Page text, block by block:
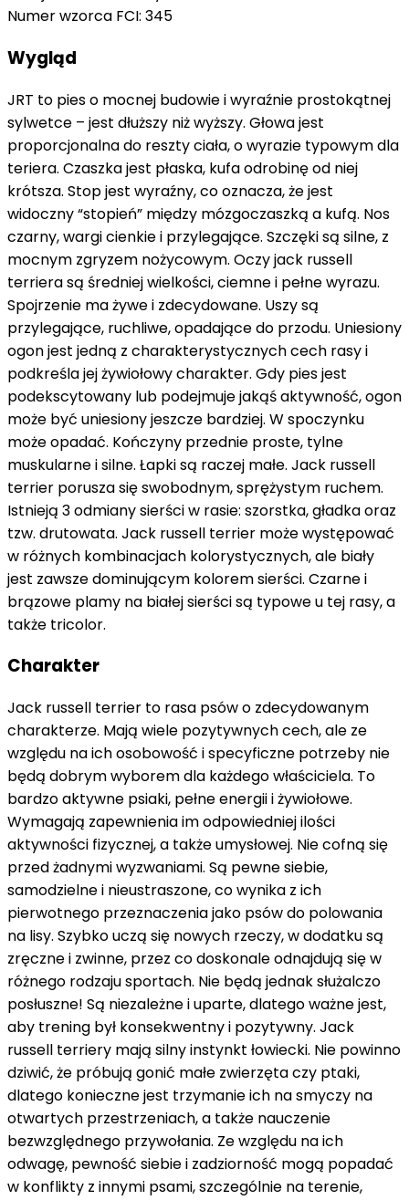
Numer wzorca FCI: 345
Wygląd
JRT to pies o mocnej budowie i wyraźnie prostokątnej
sylwetce – jest dłuższy niż wyższy. Głowa jest
proporcjonalna do reszty ciała, o wyrazie typowym dla
teriera. Czaszka jest płaska, kufa odrobinę od niej
krótsza. Stop jest wyraźny, co oznacza, że jest
widoczny “stopień” między mózgoczaszką a kufą. Nos
czarny, wargi cienkie i przylegające. Szczęki są silne, z
mocnym zgryzem nożycowym. Oczy jack russell
terriera są średniej wielkości, ciemne i pełne wyrazu.
Spojrzenie ma żywe i zdecydowane. Uszy są
przylegające, ruchliwe, opadające do przodu. Uniesiony
ogon jest jedną z charakterystycznych cech rasy i
podkreśla jej żywiołowy charakter. Gdy pies jest
podekscytowany lub podejmuje jakąś aktywność, ogon
może być uniesiony jeszcze bardziej. W spoczynku
może opadać. Kończyny przednie proste, tylne
muskularne i silne. Łapki są raczej małe. Jack russell
terrier porusza się swobodnym, sprężystym ruchem.
Istnieją 3 odmiany sierści w rasie: szorstka, gładka oraz
tzw. drutowata. Jack russell terrier może występować
w różnych kombinacjach kolorystycznych, ale biały
jest zawsze dominującym kolorem sierści. Czarne i
brązowe plamy na białej sierści są typowe u tej rasy, a
także tricolor.
Charakter
Jack russell terrier to rasa psów o zdecydowanym
charakterze. Mają wiele pozytywnych cech, ale ze
względu na ich osobowość i specyficzne potrzeby nie
będą dobrym wyborem dla każdego właściciela. To
bardzo aktywne psiaki, pełne energii i żywiołowe.
Wymagają zapewnienia im odpowiedniej ilości
aktywności fizycznej, a także umysłowej. Nie cofną się
przed żadnymi wyzwaniami. Są pewne siebie,
samodzielne i nieustraszone, co wynika z ich
pierwotnego przeznaczenia jako psów do polowania
na lisy. Szybko uczą się nowych rzeczy, w dodatku są
zręczne i zwinne, przez co doskonale odnajdują się w
różnego rodzaju sportach. Nie będą jednak służalczo
posłuszne! Są niezależne i uparte, dlatego ważne jest,
aby trening był konsekwentny i pozytywny. Jack
russell terriery mają silny instynkt łowiecki. Nie powinno
dziwić, że próbują gonić małe zwierzęta czy ptaki,
dlatego konieczne jest trzymanie ich na smyczy na
otwartych przestrzeniach, a także nauczenie
bezwzględnego przywołania. Ze względu na ich
odwagę, pewność siebie i zadziorność mogą popadać
w konflikty z innymi psami, szczególnie na terenie,